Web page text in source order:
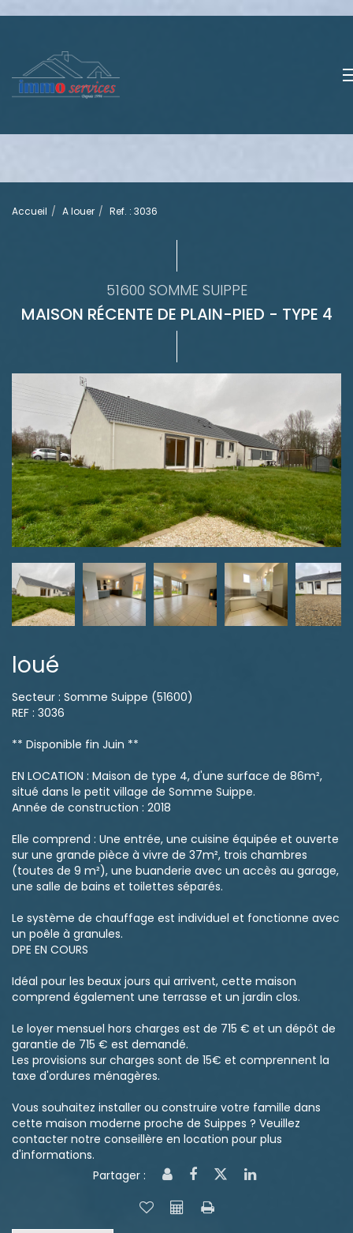
Accueil A louer Ref. : 3036
51600 SOMME SUIPPE
MAISON RÉCENTE DE PLAIN-PIED - TYPE 4
loué
Secteur : Somme Suippe (51600)
REF : 3036
** Disponible fin Juin **
EN LOCATION : Maison de type 4, d'une surface de 86m²,
situé dans le petit village de Somme Suippe.
Année de construction : 2018
Elle comprend : Une entrée, une cuisine équipée et ouverte
sur une grande pièce à vivre de 37m², trois chambres
(toutes de 9 m²), une buanderie avec un accès au garage,
une salle de bains et toilettes séparés.
Le système de chauffage est individuel et fonctionne avec
un poêle à granules.
DPE EN COURS
Idéal pour les beaux jours qui arrivent, cette maison
comprend également une terrasse et un jardin clos.
Le loyer mensuel hors charges est de 715 € et un dépôt de
garantie de 715 € est demandé.
Les provisions sur charges sont de 15€ et comprennent la
taxe d'ordures ménagères.
Vous souhaitez installer ou construire votre famille dans
cette maison moderne proche de Suippes ? Veuillez
contacter notre conseillère en location pour plus
d'informations.
Partager :